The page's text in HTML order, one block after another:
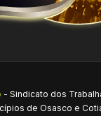
- Sindicato dos
de Osasco e